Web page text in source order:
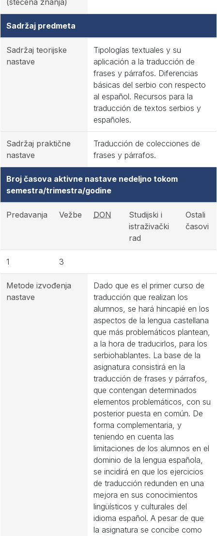
(stečena znanja)
Sadržaj predmeta
Sadržaj teorijske
nastave
Tipologías textuales y su
aplicación a la traducción de
frases y párrafos. Diferencias
básicas del serbio con respecto
al español. Recursos para la
traducción de textos serbios y
españoles.
Sadržaj praktične
nastave
Traducción de colecciones de
frases y párrafos.
Broj časova aktivne nastave nedeljno tokom
semestra/trimestra/godine
Predavanja Vežbe DON
Studijski i
istraživački
rad
Ostali
časovi
1 3
Metode izvođenja
nastave
Dado que es el primer curso de
traducción que realizan los
alumnos, se hará hincapié en los
aspectos de la lengua castellana
que más problemáticos plantean,
a la hora de traducirlos, para los
serbiohablantes. La base de la
asignatura consistirá en la
traducción de frases y párrafos,
que contengan determinados
elementos problemáticos, con su
posterior puesta en común. De
forma complementaria, y
teniendo en cuenta las
limitaciones de los alumnos en el
dominio de la lengua española,
se incidirá en que los ejercicios
de traducción redunden en una
mejora en sus conocimientos
lingüísticos y culturales del
idioma español. A pesar de que
la asignatura se concibe como